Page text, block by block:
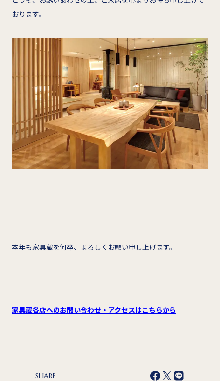
おります。
本年も家具蔵を何卒、よろしくお願い申し上げます。
家具蔵各店へのお問い合わせ・アクセスはこちらから
SHARE